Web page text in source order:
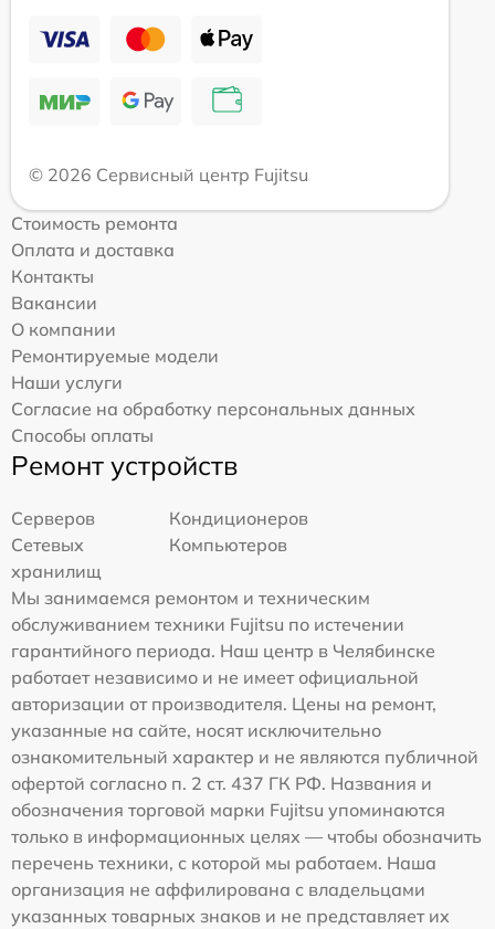
© 2026 Сервисный центр Fujitsu
Стоимость ремонта
Оплата и доставка
Контакты
Вакансии
О компании
Ремонтируемые модели
Наши услуги
Согласие на обработку персональных данных
Способы оплаты
Ремонт устройств
Серверов
Кондиционеров
Сетевых
хранилищ
Компьютеров
Мы занимаемся ремонтом и техническим
обслуживанием техники Fujitsu по истечении
гарантийного периода. Наш центр в Челябинске
работает независимо и не имеет официальной
авторизации от производителя. Цены на ремонт,
указанные на сайте, носят исключительно
ознакомительный характер и не являются публичной
офертой согласно п. 2 ст. 437 ГК РФ. Названия и
обозначения торговой марки Fujitsu упоминаются
только в информационных целях — чтобы обозначить
перечень техники, с которой мы работаем. Наша
организация не аффилирована с владельцами
указанных товарных знаков и не представляет их